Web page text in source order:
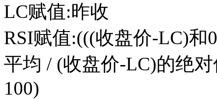
LC赋值:昨收
RSI赋值:(((收盘价-LC)
平均 / (收盘价-LC)的绝
100)